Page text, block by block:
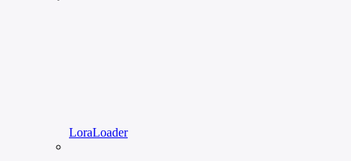
LoraLoader